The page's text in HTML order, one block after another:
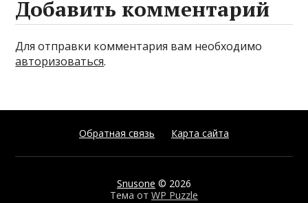
Добавить комментарий
Для отправки комментария вам необходимо
авторизоваться.
Обратная связь Карта сайта
Snusone © 2026
Тема от WP Puzzle